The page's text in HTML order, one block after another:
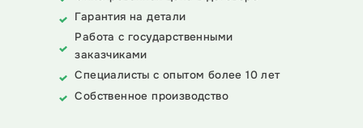
Гарантия на детали
Работа с государственными
заказчиками
Специалисты с опытом более 10 лет
Собственное производство